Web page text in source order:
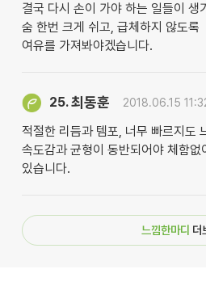
결국 다시 손이 가야 하는 일들이 생
숨 한번 크게 쉬고, 급체하지 않도록
여유를 가져봐야겠습니다.
25.최동훈 2018.06.15
적절한 리듬과 템포, 너무 빠르지도
속도감과 균형이 동반되어야 체함없
있습니다.
느낌한마디 더